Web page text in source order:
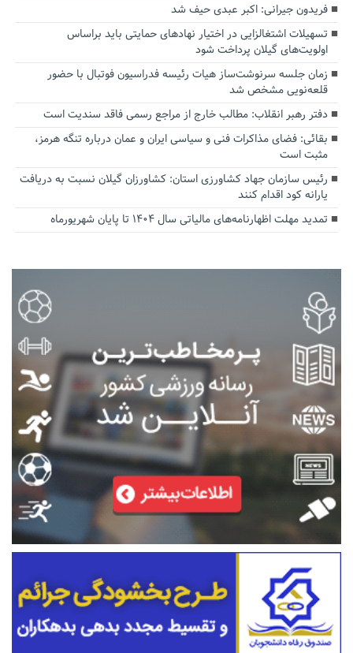
فریدون جیرانی: اکبر عبدی حیف شد
تسهیلات اشتغالزایی در اختیار نهادهای حمایتی باید براساس
اولویت‌های گیلان پرداخت شود
زمان جلسه سرنوشت‌ساز هیات رئیسه فدراسیون فوتبال با حضور
قلعه‌نویی مشخص شد
دفتر رهبر انقلاب: مطالب خارج از مراجع رسمی فاقد سندیت است
بقائی: فضای مذاکرات فنی و سیاسی ایران و عمان درباره تنگه هرمز،
مثبت است
رئیس سازمان جهاد کشاورزی استان: کشاورزان گیلان نسبت به دریافت
یارانه کود اقدام کنند
تمدید مهلت اظهارنامه‌های مالیاتی سال ۱۴۰۴ تا پایان شهریورماه